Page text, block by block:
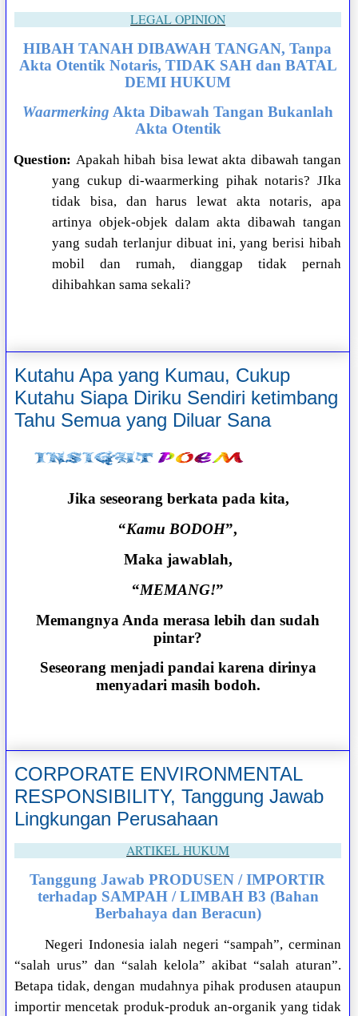
LEGAL OPINION
HIBAH TANAH DIBAWAH TANGAN, Tanpa
Akta Otentik Notaris, TIDAK SAH dan BATAL
DEMI HUKUM
Waarmerking Akta Dibawah Tangan Bukanlah
Akta Otentik
Question: Apakah hibah bisa lewat akta dibawah tangan
yang cukup di-waarmerking pihak notaris? JIka
tidak bisa, dan harus lewat akta notaris, apa
artinya objek-objek dalam akta dibawah tangan
yang sudah terlanjur dibuat ini, yang berisi hibah
mobil dan rumah, dianggap tidak pernah
dihibahkan sama sekali?
Kutahu Apa yang Kumau, Cukup
Kutahu Siapa Diriku Sendiri ketimbang
Tahu Semua yang Diluar Sana
Jika seseorang berkata pada kita,
“Kamu BODOH”,
Maka jawablah,
“MEMANG!”
Memangnya Anda merasa lebih dan sudah
pintar?
Seseorang menjadi pandai karena dirinya
menyadari masih bodoh.
CORPORATE ENVIRONMENTAL
RESPONSIBILITY, Tanggung Jawab
Lingkungan Perusahaan
ARTIKEL HUKUM
Tanggung Jawab PRODUSEN / IMPORTIR
terhadap SAMPAH / LIMBAH B3 (Bahan
Berbahaya dan Beracun)
Negeri Indonesia ialah negeri “sampah”, cerminan
“salah urus” dan “salah kelola” akibat “salah aturan”.
Betapa tidak, dengan mudahnya pihak produsen ataupun
importir mencetak produk-produk an-organik yang tidak